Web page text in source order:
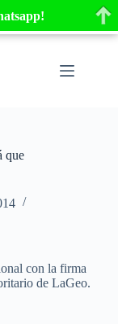
que
con la firma
de LaGeo.